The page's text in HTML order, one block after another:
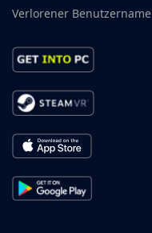
Verlorener Benutzername